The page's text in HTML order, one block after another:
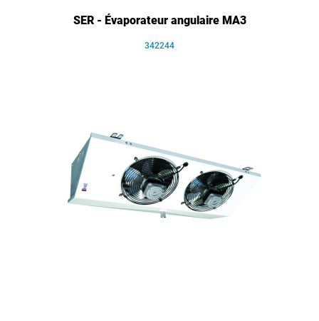
SER - Évaporateur angulaire MA3
342244